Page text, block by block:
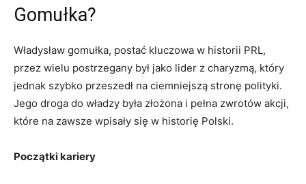
Gomułka?
Władysław gomułka, postać kluczowa w historii PRL,
przez wielu postrzegany był jako lider z charyzmą, który
jednak szybko przeszedł na ciemniejszą stronę polityki.
Jego droga do władzy była złożona i pełna zwrotów akcji,
które na zawsze wpisały się w historię Polski.
Początki kariery